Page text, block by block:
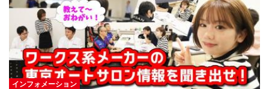
インフォメーション